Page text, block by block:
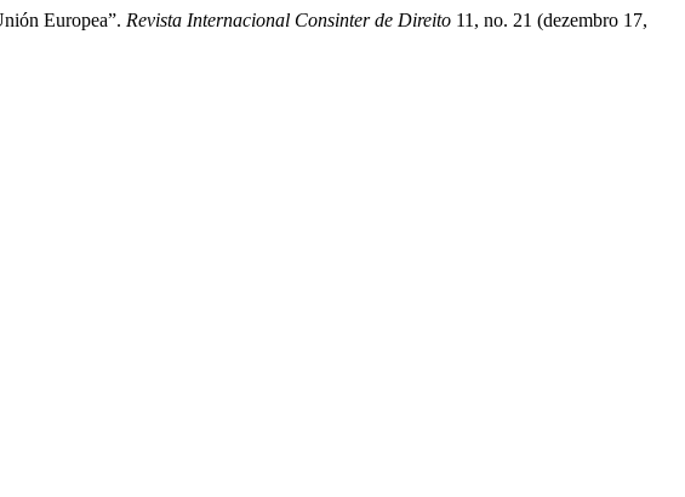
Europea”. Revista Internacional Consinter de Direito 11, no. 21 (dezembro 17,